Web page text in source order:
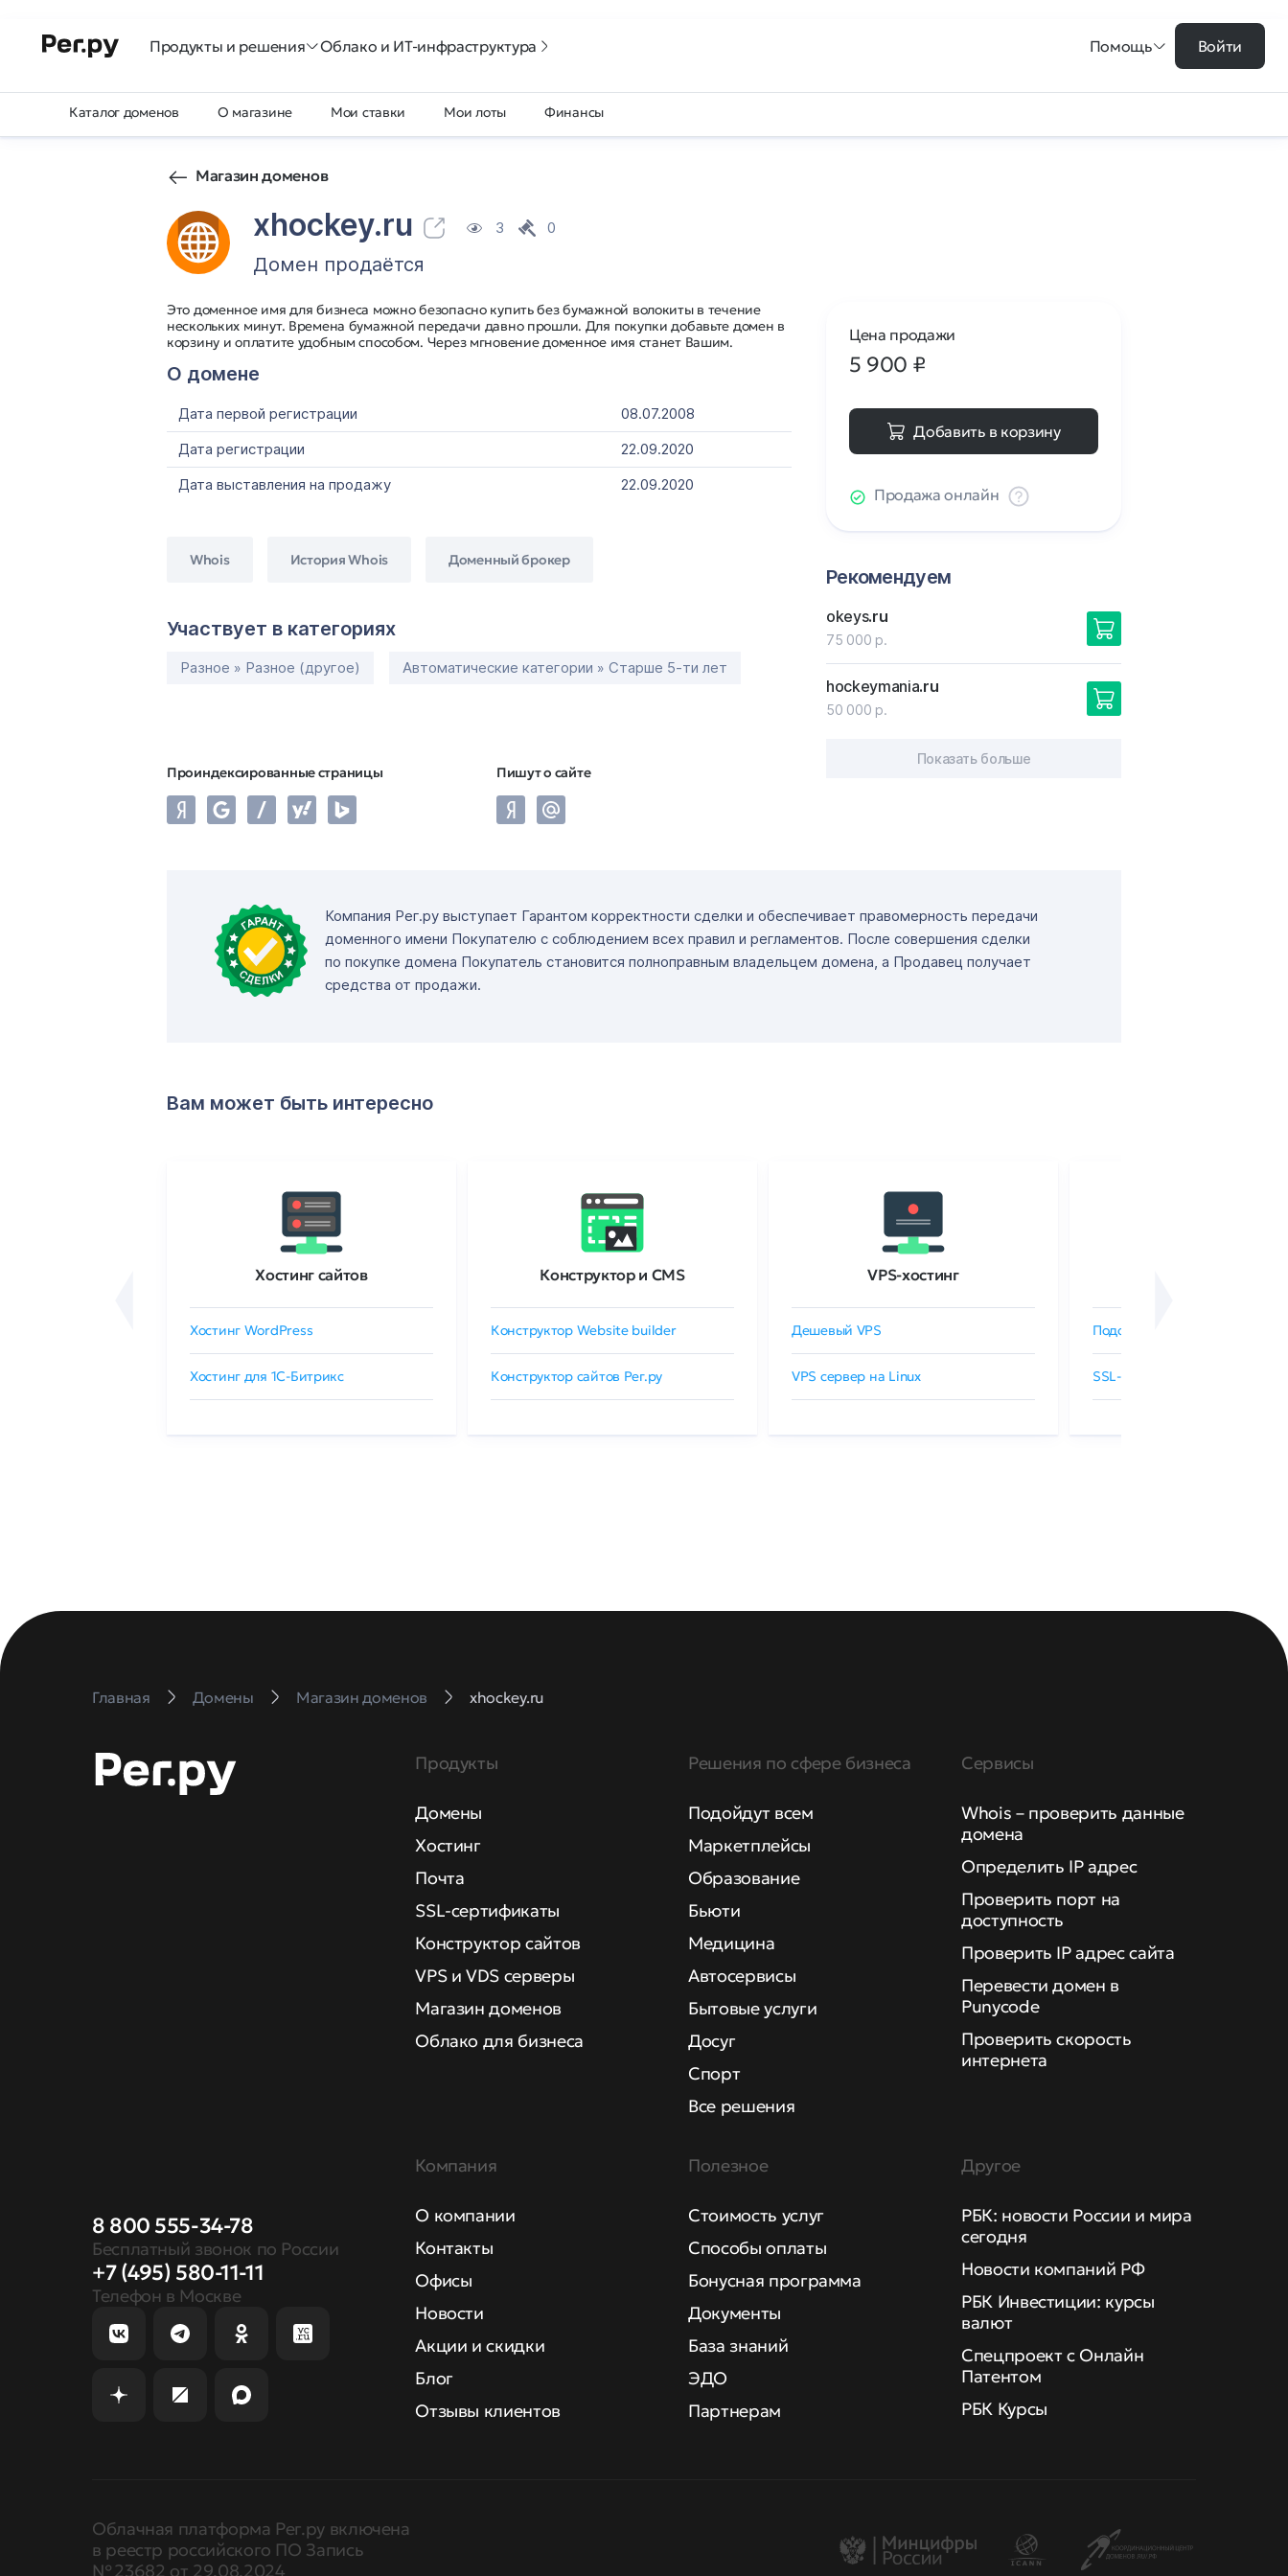
Продукты и решения Облако и ИТ-инфраструктура Помощь Войти
Каталог доменов О магазине Мои ставки Мои лоты Финансы
Магазин доменов
xhockey.ru 3 0
Домен продаётся
Это доменное имя для бизнеса можно безопасно купить без бумажной волокиты в течение
нескольких минут. Времена бумажной передачи давно прошли. Для покупки добавьте домен в
корзину и оплатите удобным способом. Через мгновение доменное имя станет Вашим.
О домене
Дата первой регистрации
08.07.2008
Дата регистрации
22.09.2020
Дата выставления на продажу
22.09.2020
Whois История Whois Доменный брокер
Участвует в категориях
Разное » Разное (другое) Автоматические категории » Старше 5-ти лет
Проиндексированные страницы Пишут о сайте
Цена продажи
5 900 ₽
Добавить в корзину
Продажа онлайн
Рекомендуем
okeys.ru
75 000 р.
hockeymania.ru
50 000 р.
Показать больше
Компания Рег.ру выступает Гарантом корректности сделки и обеспечивает правомерность передачи
доменного имени Покупателю с соблюдением всех правил и регламентов. После совершения сделки
по покупке домена Покупатель становится полноправным владельцем домена, а Продавец получает
средства от продажи.
Вам может быть интересно
Хостинг сайтов
Хостинг WordPress
Хостинг для 1C-Битрикс
Конструктор и CMS
Конструктор Website builder
Конструктор сайтов Рег.ру
VPS-хостинг
Дешевый VPS
VPS сервер на Linux
Подобрать SSL-сертификат
SSL-сертификаты GlobalSign
Главная Домены Магазин доменов xhockey.ru
8 800 555-34-78
Бесплатный звонок по России
+7 (495) 580-11-11
Телефон в Москве
Продукты
Домены
Хостинг
Почта
SSL-сертификаты
Конструктор сайтов
VPS и VDS серверы
Магазин доменов
Облако для бизнеса
Решения по сфере бизнеса
Подойдут всем
Маркетплейсы
Образование
Бьюти
Медицина
Автосервисы
Бытовые услуги
Досуг
Спорт
Все решения
Сервисы
Whois – проверить данные
домена
Определить IP адрес
Проверить порт на
доступность
Проверить IP адрес сайта
Перевести домен в
Punycode
Проверить скорость
интернета
Компания
О компании
Контакты
Офисы
Новости
Акции и скидки
Блог
Отзывы клиентов
Полезное
Стоимость услуг
Способы оплаты
Бонусная программа
Документы
База знаний
ЭДО
Партнерам
Другое
РБК: новости России и мира
сегодня
Новости компаний РФ
РБК Инвестиции: курсы
валют
Спецпроект с Онлайн
Патентом
РБК Курсы
Облачная платформа Рег.ру включена
в реестр российского ПО Запись
№ 23682 от 29.08.2024